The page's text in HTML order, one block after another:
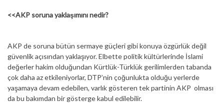
<<AKP soruna yaklaşımını nedir?
AKP de soruna bütün sermaye güçleri gibi konuya özgürlük değil
güvenlik açısından yaklaşıyor. Elbette politik kültürlerinde İslami
değerler hakim olduğundan Kürtlük-Türklük gerilimlerden tabanda
çok daha az etkileniyorlar, DTP’nin çoğunlukta olduğu yerlerde
yaşamaya devam edebilen, varlık gösteren tek partinin AKP olması
da bu bakımdan bir gösterge kabul edilebilir.